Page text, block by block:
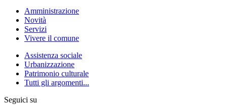
Amministrazione
Novità
Servizi
Vivere il comune
Assistenza sociale
Urbanizzazione
Patrimonio culturale
Tutti gli argomenti...
Seguici su